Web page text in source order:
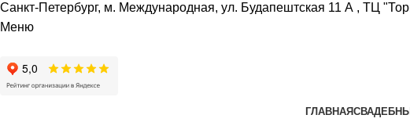
Санкт-Петербург, м. Международная, ул. Будапештская 11 А , ТЦ
Меню
ГЛАВНАЯ